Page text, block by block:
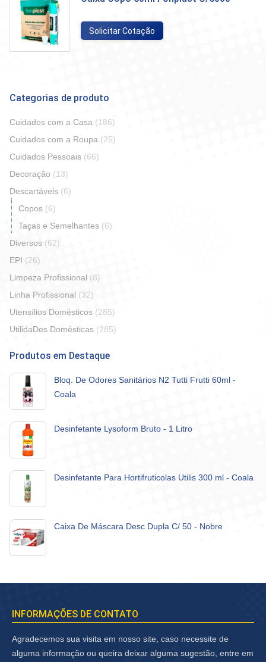
Solicitar Cotação
Categorias de produto
Cuidados com a Casa (186)
Cuidados com a Roupa (25)
Cuidados Pessoais (66)
Decoração (13)
Descartáveis (6)
Copos (6)
Taças e Semelhantes (6)
Diversos (62)
EPI (26)
Limpeza Profissional (8)
Linha Profissional (32)
Utensílios Domésticos (285)
UtilidaDes Domésticas (285)
Produtos em Destaque
Bloq. De Odores Sanitários N2 Tutti Frutti 60ml -
Coala
Desinfetante Lysoform Bruto - 1 Litro
Desinfetante Para Hortifruticolas Utilis 300 ml - Coala
Caixa De Máscara Desc Dupla C/ 50 - Nobre
INFORMAÇÕES DE CONTATO
Agradecemos sua visita em nosso site, caso necessite de
alguma informação ou queira deixar alguma sugestão, entre em